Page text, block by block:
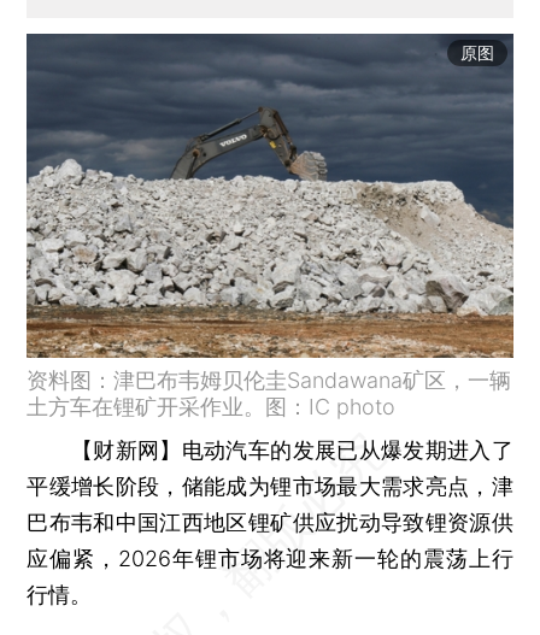
原图
资料图：津巴布韦姆贝伦圭Sandawana矿区，一辆
土方车在锂矿开采作业。图：IC photo
【财新网】 电动汽车的发展已从爆发期进入了
平缓增长阶段，储能成为锂市场最大需求亮点，津
巴布韦和中国江西地区锂矿供应扰动导致锂资源供
应偏紧，2026年锂市场将迎来新一轮的震荡上行
行情。